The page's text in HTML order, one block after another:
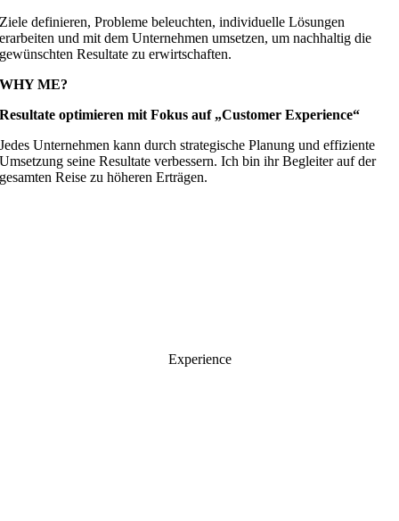
Ziele definieren, Probleme beleuchten, individuelle Lösungen
erarbeiten und mit dem Unternehmen umsetzen, um nachhaltig die
gewünschten Resultate zu erwirtschaften.
WHY ME?
Resultate optimieren mit Fokus auf „Customer Experience“
Jedes Unternehmen kann durch strategische Planung und effiziente
Umsetzung seine Resultate verbessern. Ich bin ihr Begleiter auf der
gesamten Reise zu höheren Erträgen.
Experience